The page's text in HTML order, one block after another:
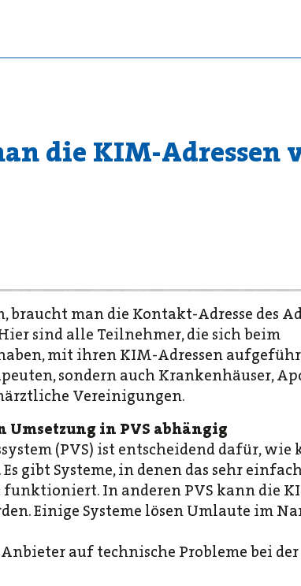
die KIM-Adressen
man die Kontakt-Adresse des
sind alle Teilnehmer, die sich beim
mit ihren KIM-Adressen
sondern auch Krankenhäuser,
Vereinigungen.
in PVS abhängig
(PVS) ist entscheidend dafür, wie
gibt Systeme, in denen das sehr
funktioniert. In anderen PVS kann die
Einige Systeme lösen Umlaute im
auf technische Probleme bei